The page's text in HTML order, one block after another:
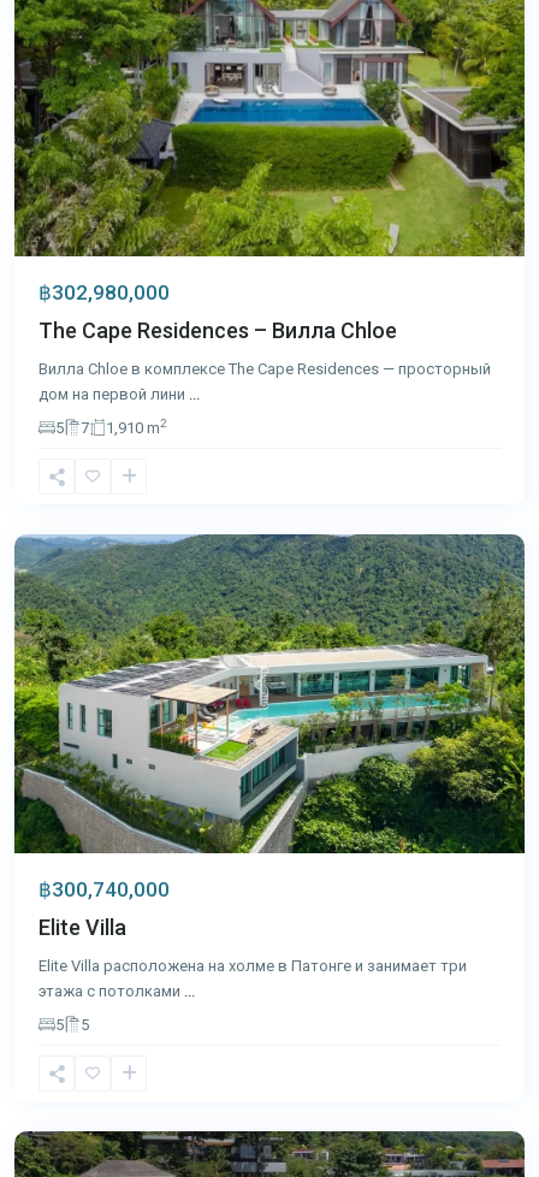
฿302,980,000
The Cape Residences – Вилла Chloe
Вилла Chloe в комплексе The Cape Residences — просторный
дом на первой лини ...
5
7 1,910 m2
Патонг,
฿300,740,000
Elite Villa
Elite Villa расположена на холме в Патонге и занимает три
этажа с потолками ...
5
5
Ката